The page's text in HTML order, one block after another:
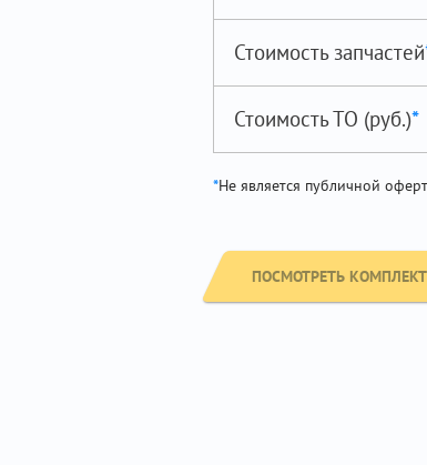
Стоимость запчастей
Стоимость ТО (руб.)*
*Не является публичной
ПОСМОТРЕТЬ